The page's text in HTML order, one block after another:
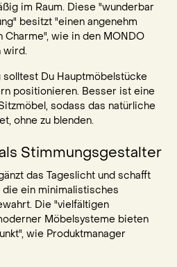
im Raum. Diese "wunderbar
besitzt "einen angenehm
Charme", wie in den MONDO
wird.
Du Hauptmöbelstücke
positionieren. Besser ist eine
sodass das natürliche
ohne zu blenden.
Stimmungsgestalter
das Tageslicht und schafft
ein minimalistisches
Die "vielfältigen
Möbelsysteme bieten
wie Produktmanager